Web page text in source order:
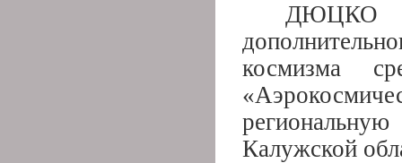
ДЮЦКО
космизма
Калужской